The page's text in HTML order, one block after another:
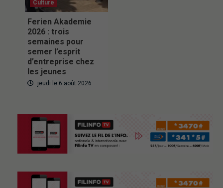
Culture
Ferien Akademie
2026 : trois
semaines pour
semer l’esprit
d’entreprise chez
les jeunes
jeudi le 6 août 2026